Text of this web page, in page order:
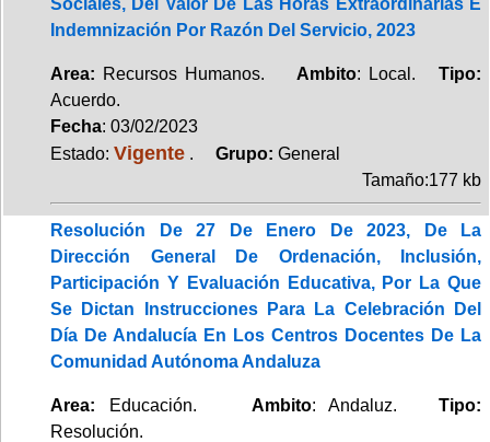
Indemnización Por Razón Del Servicio, 2023
Area: Recursos Humanos. Ambito: Local.Tipo:
Acuerdo.
Fecha: 03/02/2023
Estado: Vigente . Grupo: General
Tamaño:177 kb
Resolución De 27 De Enero De 2023, De La
Dirección General De Ordenación, Inclusión,
Participación Y Evaluación Educativa, Por La Que
Se Dictan Instrucciones Para La Celebración Del
Día De Andalucía En Los Centros Docentes De La
Comunidad Autónoma Andaluza
Area: Educación. Ambito: Andaluz.Tipo:
Resolución.